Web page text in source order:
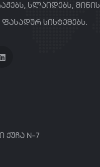
სლაიდებს, მინის
სისტემებს.
N-7